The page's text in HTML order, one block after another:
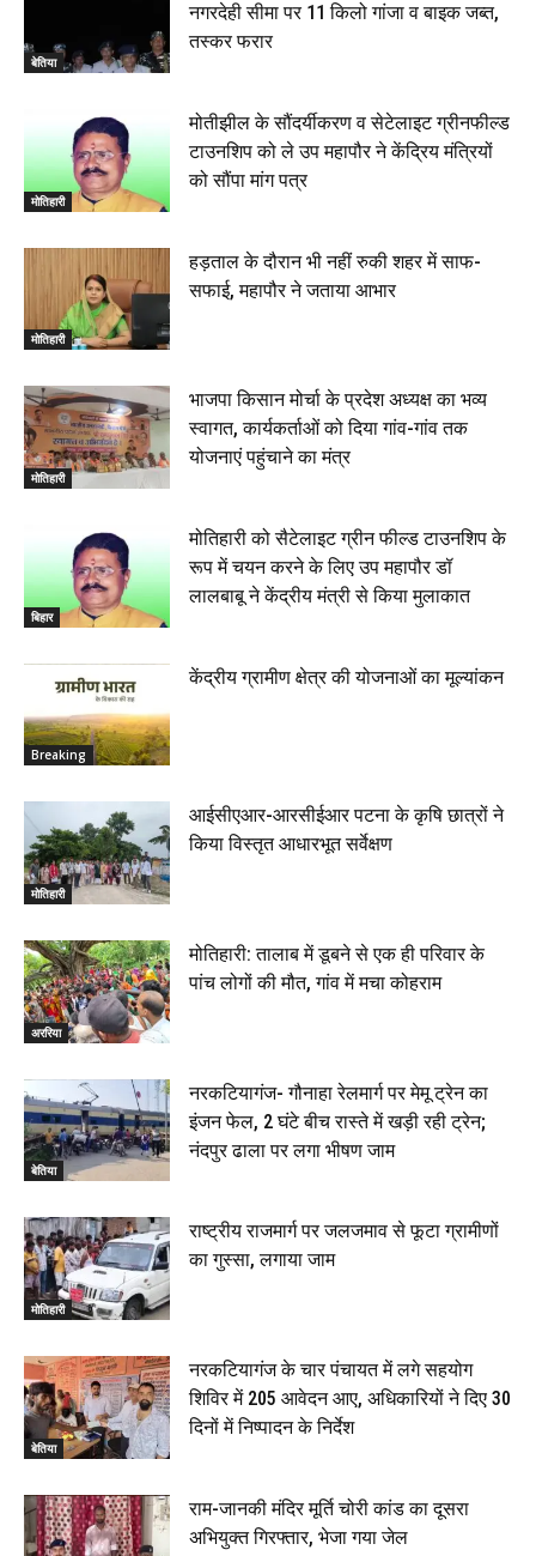
बेतिया
नगरदेही सीमा पर 11 किलो गांजा व बाइक जब्त,
तस्कर फरार
मोतिहारी
मोतीझील के सौंदर्यीकरण व सेटेलाइट ग्रीनफील्ड
टाउनशिप को ले उप महापौर ने केंद्रिय मंत्रियों
को सौंपा मांग पत्र
मोतिहारी
हड़ताल के दौरान भी नहीं रुकी शहर में साफ-
सफाई, महापौर ने जताया आभार
मोतिहारी
भाजपा किसान मोर्चा के प्रदेश अध्यक्ष का भव्य
स्वागत, कार्यकर्ताओं को दिया गांव-गांव तक
योजनाएं पहुंचाने का मंत्र
बिहार
मोतिहारी को सैटेलाइट ग्रीन फील्ड टाउनशिप के
रूप में चयन करने के लिए उप महापौर डॉ
लालबाबू ने केंद्रीय मंत्री से किया मुलाकात
Breaking
केंद्रीय ग्रामीण क्षेत्र की योजनाओं का मूल्यांकन
मोतिहारी
आईसीएआर-आरसीईआर पटना के कृषि छात्रों ने
किया विस्तृत आधारभूत सर्वेक्षण
अररिया
मोतिहारी: तालाब में डूबने से एक ही परिवार के
पांच लोगों की मौत, गांव में मचा कोहराम
बेतिया
नरकटियागंज- गौनाहा रेलमार्ग पर मेमू ट्रेन का
इंजन फेल, 2 घंटे बीच रास्ते में खड़ी रही ट्रेन;
नंदपुर ढाला पर लगा भीषण जाम
मोतिहारी
राष्ट्रीय राजमार्ग पर जलजमाव से फूटा ग्रामीणों
का गुस्सा, लगाया जाम
बेतिया
नरकटियागंज के चार पंचायत में लगे सहयोग
शिविर में 205 आवेदन आए, अधिकारियों ने दिए 30
दिनों में निष्पादन के निर्देश
राम-जानकी मंदिर मूर्ति चोरी कांड का दूसरा
अभियुक्त गिरफ्तार, भेजा गया जेल